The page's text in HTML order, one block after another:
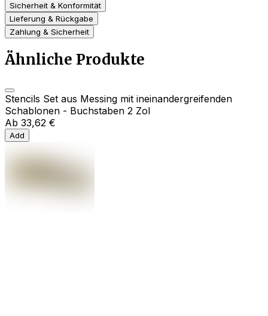
Sicherheit & Konformität
Lieferung & Rückgabe
Zahlung & Sicherheit
Ähnliche Produkte
Stencils Set aus Messing mit ineinandergreifenden
Schablonen - Buchstaben 2 Zol
Ab 33,62 €
Add